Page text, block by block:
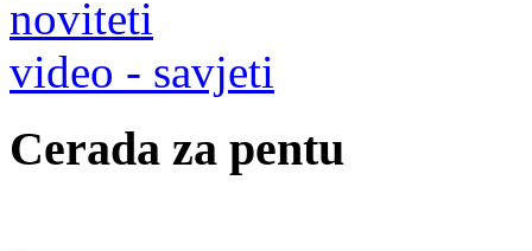
video - savjeti
Cerada za pentu